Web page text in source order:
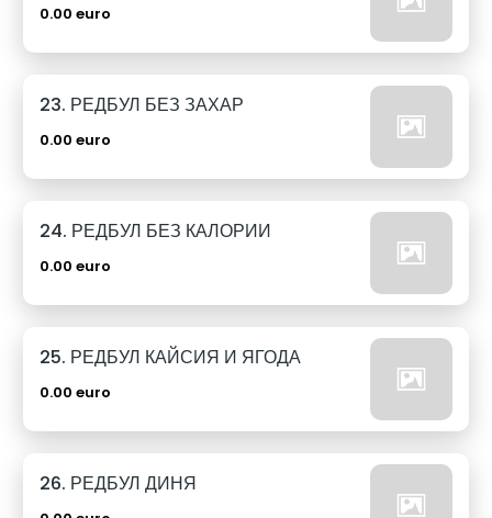
0.00 euro
23. РЕДБУЛ БЕЗ ЗАХАР
0.00 euro
24. РЕДБУЛ БЕЗ КАЛОРИИ
0.00 euro
25. РЕДБУЛ КАЙСИЯ И ЯГОДА
0.00 euro
26. РЕДБУЛ ДИНЯ